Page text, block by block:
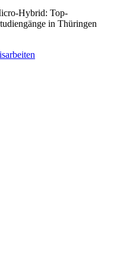
Hybrid: Top-
in Thüringen